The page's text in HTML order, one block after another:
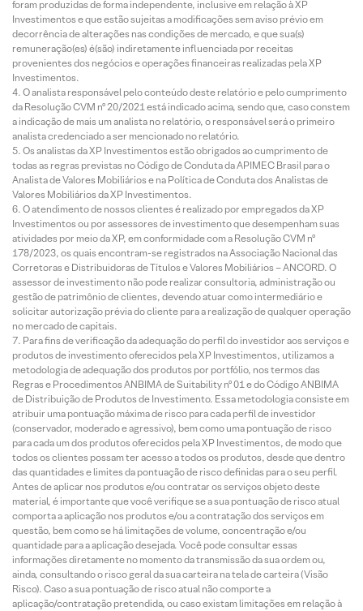
foram produzidas de forma independente, inclusive em relação à XP
Investimentos e que estão sujeitas a modificações sem aviso prévio em
decorrência de alterações nas condições de mercado, e que sua(s)
remuneração(es) é(são) indiretamente influenciada por receitas
provenientes dos negócios e operações financeiras realizadas pela XP
Investimentos.
O analista responsável pelo conteúdo deste relatório e pelo cumprimento
da Resolução CVM nº 20/2021 está indicado acima, sendo que, caso constem
a indicação de mais um analista no relatório, o responsável será o primeiro
analista credenciado a ser mencionado no relatório.
Os analistas da XP Investimentos estão obrigados ao cumprimento de
todas as regras previstas no Código de Conduta da APIMEC Brasil para o
Analista de Valores Mobiliários e na Política de Conduta dos Analistas de
Valores Mobiliários da XP Investimentos.
O atendimento de nossos clientes é realizado por empregados da XP
Investimentos ou por assessores de investimento que desempenham suas
atividades por meio da XP, em conformidade com a Resolução CVM nº
178/2023, os quais encontram-se registrados na Associação Nacional das
Corretoras e Distribuidoras de Títulos e Valores Mobiliários – ANCORD. O
assessor de investimento não pode realizar consultoria, administração ou
gestão de patrimônio de clientes, devendo atuar como intermediário e
solicitar autorização prévia do cliente para a realização de qualquer operação
no mercado de capitais.
Para fins de verificação da adequação do perfil do investidor aos serviços e
produtos de investimento oferecidos pela XP Investimentos, utilizamos a
metodologia de adequação dos produtos por portfólio, nos termos das
Regras e Procedimentos ANBIMA de Suitability nº 01 e do Código ANBIMA
de Distribuição de Produtos de Investimento. Essa metodologia consiste em
atribuir uma pontuação máxima de risco para cada perfil de investidor
(conservador, moderado e agressivo), bem como uma pontuação de risco
para cada um dos produtos oferecidos pela XP Investimentos, de modo que
todos os clientes possam ter acesso a todos os produtos, desde que dentro
das quantidades e limites da pontuação de risco definidas para o seu perfil.
Antes de aplicar nos produtos e/ou contratar os serviços objeto deste
material, é importante que você verifique se a sua pontuação de risco atual
comporta a aplicação nos produtos e/ou a contratação dos serviços em
questão, bem como se há limitações de volume, concentração e/ou
quantidade para a aplicação desejada. Você pode consultar essas
informações diretamente no momento da transmissão da sua ordem ou,
ainda, consultando o risco geral da sua carteira na tela de carteira (Visão
Risco). Caso a sua pontuação de risco atual não comporte a
aplicação/contratação pretendida, ou caso existam limitações em relação à